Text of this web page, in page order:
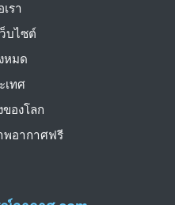
รา
บไซต์
หมด
เทศ
ของโลก
พอากาศฟรี